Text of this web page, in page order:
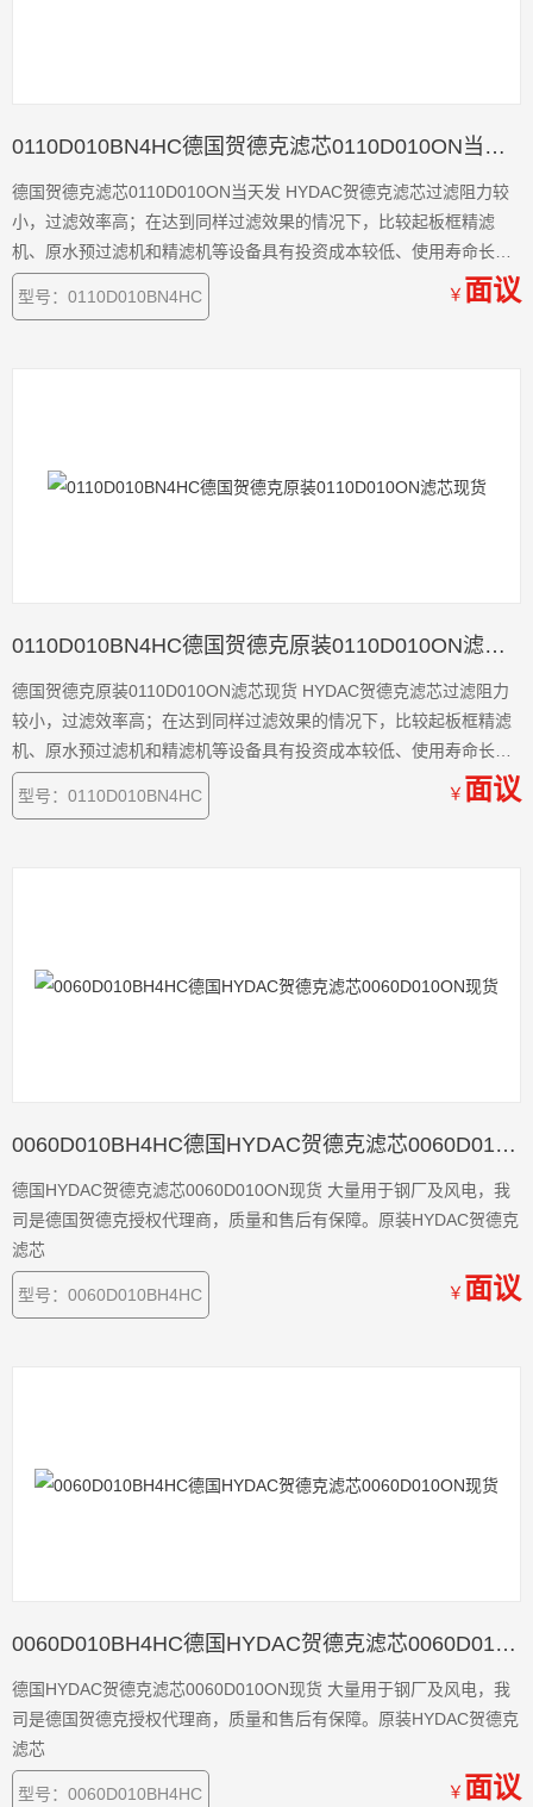
0110D010BN4HC德国贺德克滤芯0110D010ON当天发
德国贺德克滤芯0110D010ON当天发 HYDAC贺德克滤芯过滤阻力较
小，过滤效率高；在达到同样过滤效果的情况下，比较起板框精滤
机、原水预过滤机和精滤机等设备具有投资成本较低、使用寿命长和
过滤成本低等优点
型号：0110D010BN4HC
￥ 面议
0110D010BN4HC德国贺德克原装0110D010ON滤芯现货
德国贺德克原装0110D010ON滤芯现货 HYDAC贺德克滤芯过滤阻力
较小，过滤效率高；在达到同样过滤效果的情况下，比较起板框精滤
机、原水预过滤机和精滤机等设备具有投资成本较低、使用寿命长和
过滤成本低等优点
型号：0110D010BN4HC
￥ 面议
0060D010BH4HC德国HYDAC贺德克滤芯0060D010ON现货
德国HYDAC贺德克滤芯0060D010ON现货 大量用于钢厂及风电，我
司是德国贺德克授权代理商，质量和售后有保障。原装HYDAC贺德克
滤芯
型号：0060D010BH4HC ￥ 面议
0060D010BH4HC德国HYDAC贺德克滤芯0060D010ON现货
德国HYDAC贺德克滤芯0060D010ON现货 大量用于钢厂及风电，我
司是德国贺德克授权代理商，质量和售后有保障。原装HYDAC贺德克
滤芯
型号：0060D010BH4HC ￥ 面议